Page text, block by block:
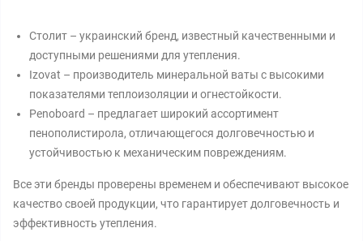
Столит – украинский бренд, известный качественными и
доступными решениями для утепления.
Izovat – производитель минеральной ваты с высокими
показателями теплоизоляции и огнестойкости.
Penoboard – предлагает широкий ассортимент
пенополистирола, отличающегося долговечностью и
устойчивостью к механическим повреждениям.
Все эти бренды проверены временем и обеспечивают высокое
качество своей продукции, что гарантирует долговечность и
эффективность утепления.